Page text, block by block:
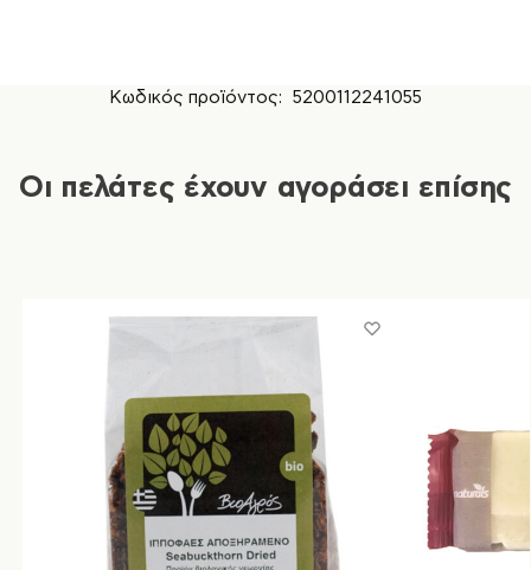
Κωδικός προϊόντος: 5200112241055
Οι πελάτες έχουν αγοράσει επίσης